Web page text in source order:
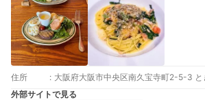
住所 : 大阪府大阪市中央区南久宝寺町2-5-3 と
外部サイトで見る